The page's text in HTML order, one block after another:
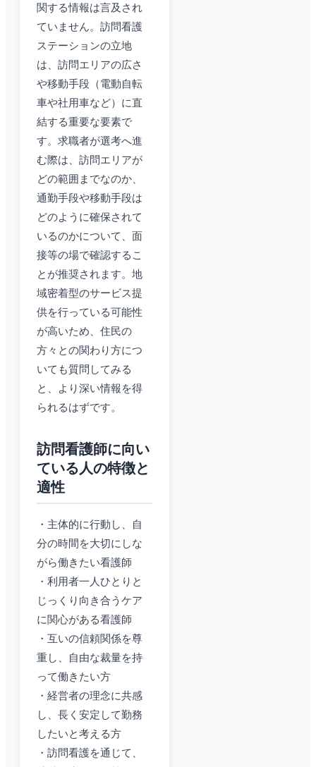
関する情報は言及され
ていません。訪問看護
ステーションの立地
は、訪問エリアの広さ
や移動手段（電動自転
車や社用車など）に直
結する重要な要素で
す。求職者が選考へ進
む際は、訪問エリアが
どの範囲までなのか、
通勤手段や移動手段は
どのように確保されて
いるのかについて、面
接等の場で確認するこ
とが推奨されます。地
域密着型のサービス提
供を行っている可能性
が高いため、住民の
方々との関わり方につ
いても質問してみる
と、より深い情報を得
られるはずです。
訪問看護師に向い
ている人の特徴と
適性
・主体的に行動し、自
分の時間を大切にしな
がら働きたい看護師
・利用者一人ひとりと
じっくり向き合うケア
に関心がある看護師
・互いの信頼関係を尊
重し、自由な裁量を持
って働きたい方
・経営者の理念に共感
し、長く安定して勤務
したいと考える方
・訪問看護を通じて、